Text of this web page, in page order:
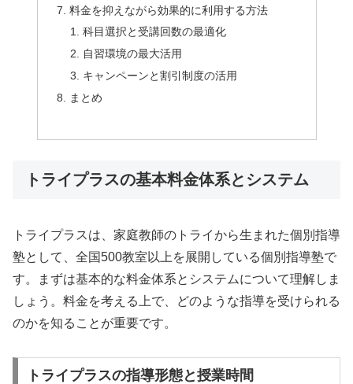
料金を抑えながら効果的に利用する方法
科目選択と受講回数の最適化
自習環境の最大活用
キャンペーンと割引制度の活用
まとめ
トライプラスの基本料金体系とシステム
トライプラスは、家庭教師のトライから生まれた個別指導
塾として、全国500教室以上を展開している個別指導塾で
す。まずは基本的な料金体系とシステムについて理解しま
しょう。料金を考える上で、どのような指導を受けられる
のかを知ることが重要です。
トライプラスの指導形態と授業時間